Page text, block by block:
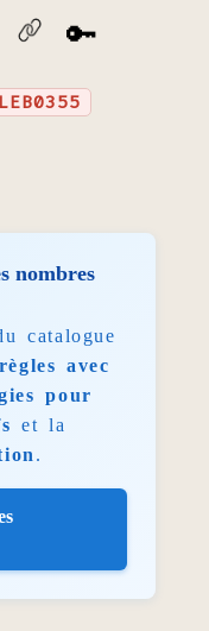
🔑
nombres
catalogue
règles avec
pour
et la
.